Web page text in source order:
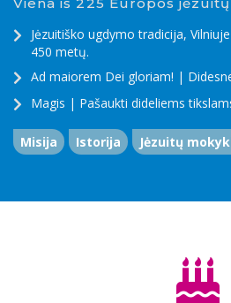
Jėzuitiško ugdymo tradicija,
450 metų.
Ad maiorem Dei gloriam! |
Magis | Pašaukti dideliems
Misija Istorija Jėzuitų